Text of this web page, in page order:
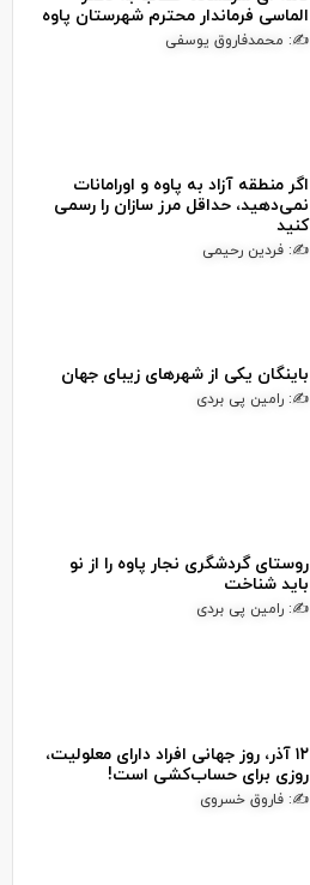
الماسی فرماندار محترم شهرستان پاوه
✍: محمدفاروق یوسفی
اگر منطقه آزاد به پاوه و اورامانات
نمی‌دهید، حداقل مرز سازان را رسمی
کنید
✍: فردین رحیمی
باینگان یکی از شهرهای زیبای جهان
✍: رامین پی بردی
روستای گردشگری نجار پاوه را از نو
باید شناخت
✍: رامین پی بردی
۱۲ آذر، روز جهانی افراد دارای معلولیت،
روزی برای حساب‌کشی است!
✍: فاروق خسروی